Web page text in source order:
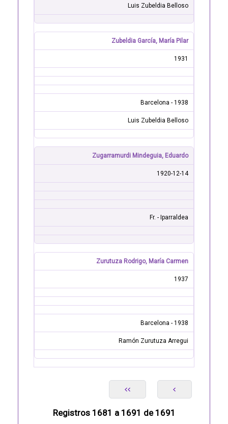
Luis Zubeldia Belloso
Zubeldia García, María Pilar
1931
Barcelona - 1938
Luis Zubeldia Belloso
Zugarramurdi Mindeguia, Eduardo
1920-12-14
Fr. - Iparraldea
Zurutuza Rodrigo, María Carmen
1937
Barcelona - 1938
Ramón Zurutuza Arregui
Registros 1681 a 1691 de 1691